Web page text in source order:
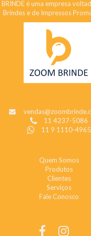
é uma empresa
Brindes e de Impressos
11 4237-5086
11 9 1110-4965
Quem Somos
Produtos
Clientes
Serviços
Fale Conosco